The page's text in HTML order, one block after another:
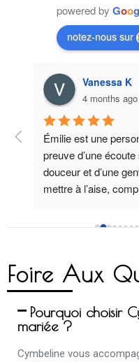
powered by Goog
notez-nous sur
Vanessa K
4 months ago
Émilie est une
preuve d’une
douceur et d’une
mettre à l’aise,
dans ce moment si
Foire Aux
Pourquoi choisir
mariée ?
Cymbeline vous